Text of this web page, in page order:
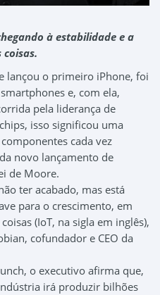
à estabilidade e a
lançou o primeiro iPhone, foi
e, com ela,
pela liderança de
isso significou uma
cada vez
novo lançamento de
de Moore.
ter acabado, mas está
para o crescimento, em
(IoT, na sigla em inglês),
cofundador e CEO da
o executivo afirma que,
irá produzir bilhões